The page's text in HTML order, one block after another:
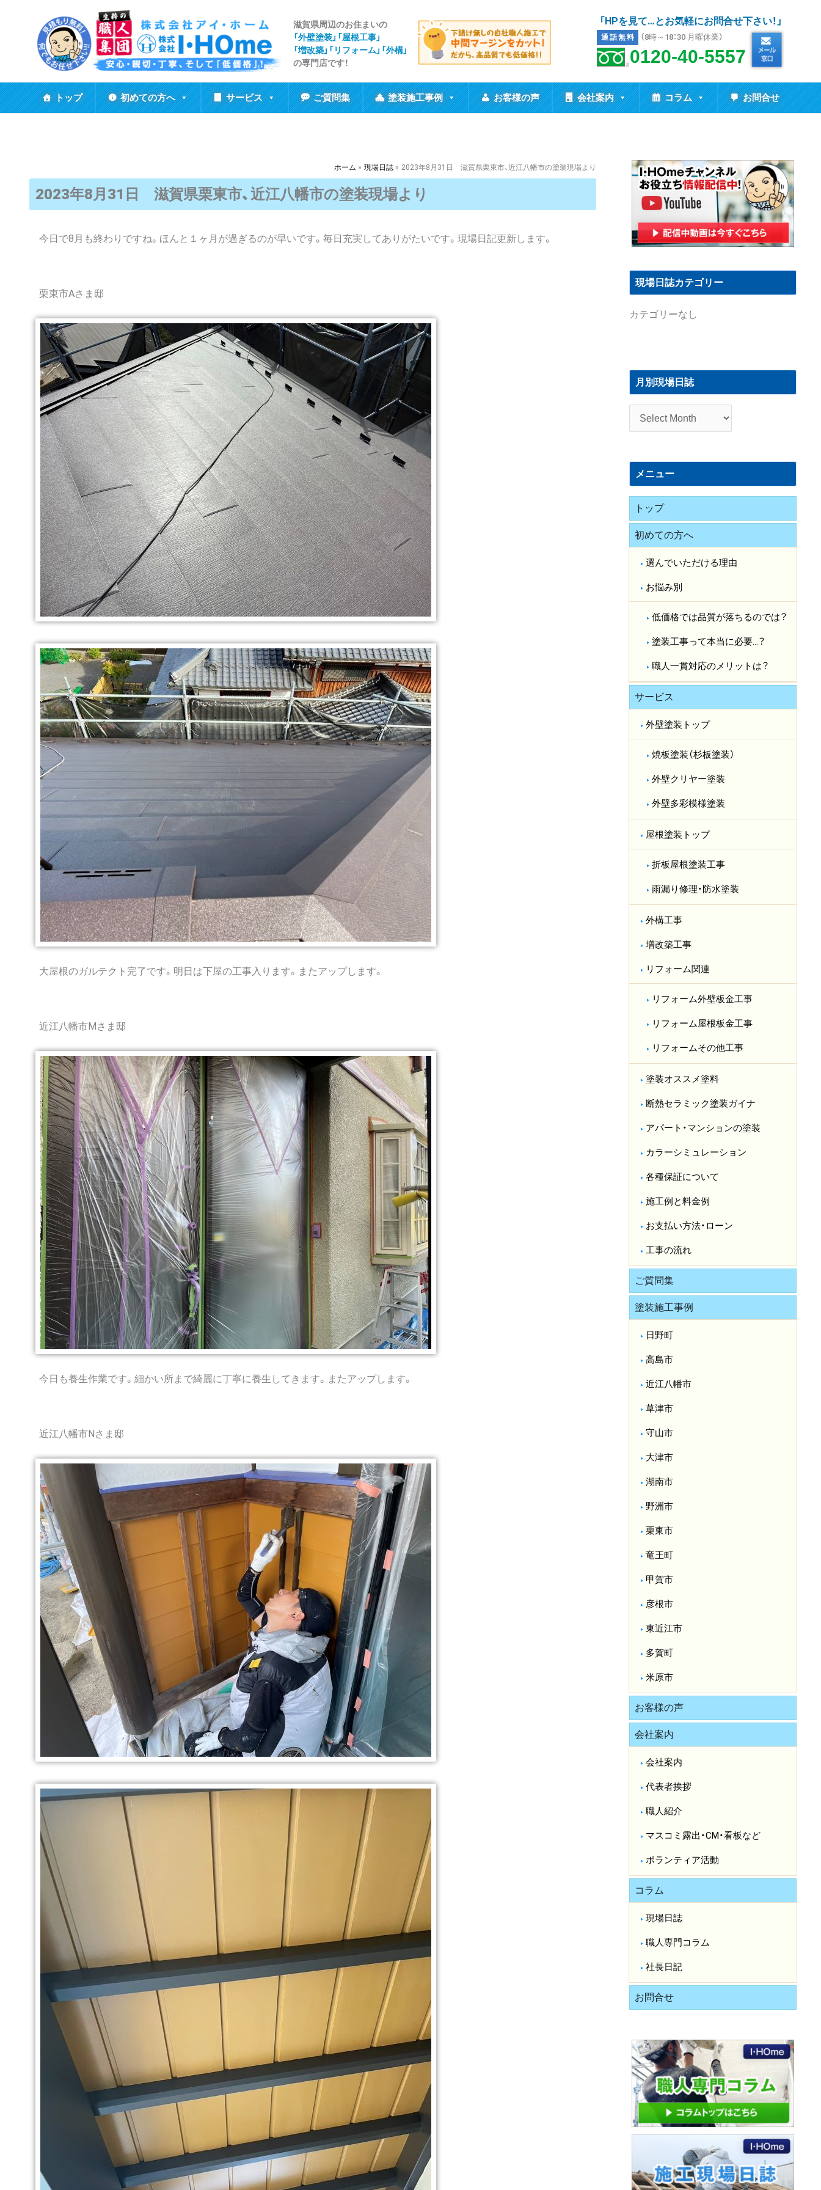
ッ
プ
滋賀県周辺のお住まいの
「外壁塗装」「屋根工事」
「増改築」「リフォーム」「外構」
の専門店です！
「HPを見て…とお気軽にお問合せ下さい！」
通話無料 （8時～18：30 月曜休業）
0120-40-5557
トップ 初めての方へ サービス ご質問集 塗装施工事例 お客様の声 会社案内 コラム お問合せ
ホーム 現場日誌 2023年8月31日 滋賀県栗東市、近江八幡市の塗装現場より
2023年8月31日 滋賀県栗東市、近江八幡市の塗装現場より
今日で8月も終わりですね。ほんと１ヶ月が過ぎるのが早いです。毎日充実してありがたいです。現場日記更新します。
栗東市Aさま邸
大屋根のガルテクト完了です。明日は下屋の工事入ります。またアップします。
近江八幡市Mさま邸
今日も養生作業です。細かい所まで綺麗に丁寧に養生してきます。またアップします。
近江八幡市Nさま邸
現場日誌カテゴリー
カテゴリーなし
月別現場日誌
別
現
誌
メニュー
トップ
初めての方へ
選んでいただける理由
お悩み別
低価格では品質が落ちるのでは？​
塗装工事って本当に必要…？​
職人一貫対応のメリットは？​
サービス
外壁塗装トップ
焼板塗装（杉板塗装）
外壁クリヤー塗装
外壁多彩模様塗装
屋根塗装トップ
折板屋根塗装工事
雨漏り修理・防水塗装
外構工事
増改築工事
リフォーム関連
リフォーム外壁板金工事
リフォーム屋根板金工事
リフォームその他工事
塗装オススメ塗料
断熱セラミック塗装ガイナ
アパート・マンションの塗装
カラーシミュレーション
各種保証について
施工例と料金例
お支払い方法・ローン
工事の流れ
ご質問集
塗装施工事例
日野町
高島市
近江八幡市
草津市
守山市
大津市
湖南市
野洲市
栗東市
竜王町
甲賀市
彦根市
東近江市
多賀町
米原市
お客様の声
会社案内
会社案内
代表者挨拶
職人紹介
マスコミ露出・CM・看板など
ボランティア活動
コラム
現場日誌
職人専門コラム
社長日記
お問合せ